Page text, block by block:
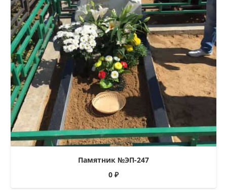
Памятник №ЭП-247
0 ₽